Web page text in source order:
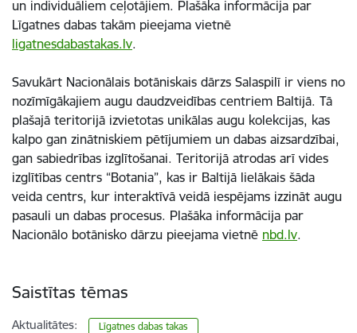
un individuāliem ceļotājiem. Plašāka informācija par
Līgatnes dabas takām pieejama vietnē
ligatnesdabastakas.lv.
Savukārt Nacionālais botāniskais dārzs Salaspilī ir viens no
nozīmīgākajiem augu daudzveidības centriem Baltijā. Tā
plašajā teritorijā izvietotas unikālas augu kolekcijas, kas
kalpo gan zinātniskiem pētījumiem un dabas aizsardzībai,
gan sabiedrības izglītošanai. Teritorijā atrodas arī vides
izglītības centrs “Botania”, kas ir Baltijā lielākais šāda
veida centrs, kur interaktīvā veidā iespējams izzināt augu
pasauli un dabas procesus. Plašāka informācija par
Nacionālo botānisko dārzu pieejama vietnē nbd.lv.
Saistītas tēmas
Aktualitātes: Līgatnes dabas takas